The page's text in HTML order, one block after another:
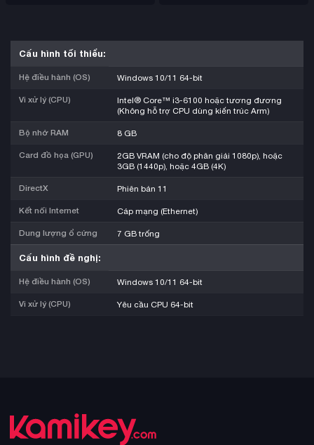
Cấu hình tối thiểu:
Hệ điều hành (OS) Windows 10/11 64-bit
Vi xử lý (CPU)
Intel® Core™ i3-6100 hoặc tương đương
(Không hỗ trợ CPU dùng kiến trúc Arm)
Bộ nhớ RAM 8 GB
Card đồ họa (GPU)
2GB VRAM (cho độ phân giải 1080p), hoặc
3GB (1440p), hoặc 4GB (4K)
DirectX Phiên bản 11
Kết nối Internet Cáp mạng (Ethernet)
Dung lượng ổ cứng 7 GB trống
Cấu hình đề nghị:
Hệ điều hành (OS) Windows 10/11 64-bit
Vi xử lý (CPU) Yêu cầu CPU 64-bit